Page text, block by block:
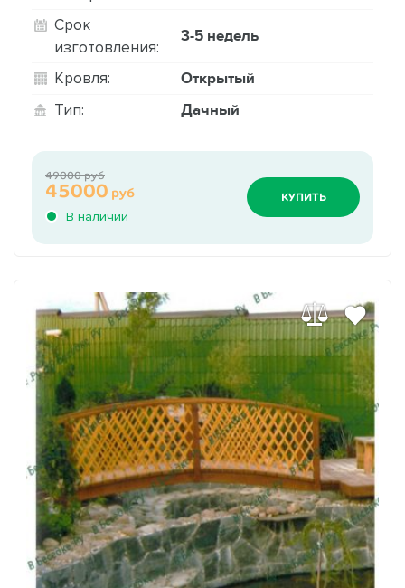
Срок
изготовления:
3-5 недель
Кровля: Открытый
Тип: Дачный
В наличии
45000 руб
49000 руб
КУПИТЬ